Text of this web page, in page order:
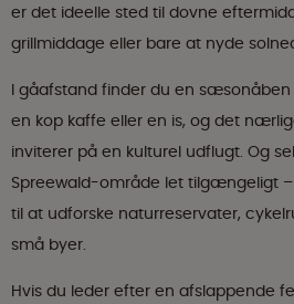
er det ideelle sted til dovne
grillmiddage eller bare at nyde
I gåafstand finder du en
en kop kaffe eller en is, og det
inviterer på en kulturel udflugt. Og
Spreewald-område let tilgængeligt
til at udforske naturreservater,
små byer.
Hvis du leder efter en afslappende